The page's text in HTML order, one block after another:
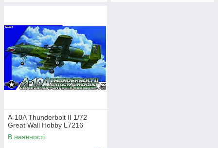
A-10A Thunderbolt II 1/72
Great Wall Hobby L7216
В наявності